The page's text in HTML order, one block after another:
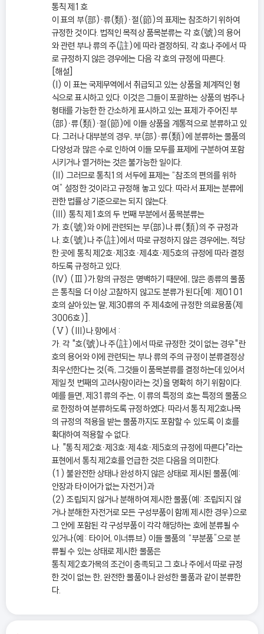
통칙 제1호
이 표의 부(部)ㆍ류(類)ㆍ절(節)의 표제는 참조하기 위하여
규정한 것이다. 법적인 목적상 품목분류는 각 호(號)의 용어
와 관련 부나 류의 주(註)에 따라 결정하되, 각 호나 주에서 따
로 규정하지 않은 경우에는 다음 각 호의 규정에 따른다.
[해설]
(I) 이 표는 국제무역에서 취급되고 있는 상품을 체계적인 형
식으로 표시하고 있다. 이것은 그들이 포괄하는 상품의 범주나
형태를 가능한 한 간소하게 표시하고 있는 표제가 주어진 부
(部)ㆍ류(類)ㆍ절(節)에 이들 상품을 계통적으로 분류하고 있
다. 그러나 대부분의 경우, 부(部)ㆍ류(類)에 분류하는 물품의
다양성과 많은 수로 인하여 이들 모두를 표제에 구분하여 포함
시키거나 열거하는 것은 불가능한 일이다.
(II) 그러므로 통칙1의 서두에 표제는 “참조의 편의를 위하
여” 설정한 것이라고 규정해 놓고 있다. 따라서 표제는 분류에
관한 법률상 기준으로는 되지 않는다.
(III) 통칙 제1호의 두 번째 부분에서 품목분류는
가. 호(號)와 이에 관련되는 부(部)나 류(類)의 주 규정과
나. 호(號)나 주(註)에서 따로 규정하지 않은 경우에는, 적당
한 곳에 통칙 제2호ㆍ제3호ㆍ제4호ㆍ제5호의 규정에 따라 결정
하도록 규정하고 있다.
(IV) (Ⅲ)가.항의 규정은 명백하기 때문에, 많은 종류의 물품
은 통칙을 더 이상 고찰하지 않고도 분류가 된다[예: 제0101
호의 살아있는 말, 제30류의 주 제4호에 규정한 의료용품(제
3006호)].
(Ⅴ) (III)나.항에서 :
가. 각 "호(號)나 주(註)에서 따로 규정한 것이 없는 경우"란
호의 용어와 이에 관련되는 부나 류의 주의 규정이 분류결정상
최우선한다는 것(즉, 그것들이 품목분류를 결정하는데 있어서
제일 첫 번째의 고려사항이라는 것)을 명확히 하기 위함이다.
예를 들면, 제31류의 주는, 이 류의 특정의 호는 특정의 물품으
로 한정하여 분류하도록 규정하였다. 따라서 통칙 제2호나목
의 규정의 적용을 받는 물품까지도 포함할 수 있도록 이 호를
확대하여 적용할 수 없다.
나. "통칙 제2호ㆍ제3호ㆍ제4호ㆍ제5호의 규정에 따른다"라는
표현에서 통칙 제2호를 언급한 것은 다음을 의미한다.
(1) 불완전한 상태나 완성하지 않은 상태로 제시된 물품(예:
안장과 타이어가 없는 자전거)과
(2) 조립되지 않거나 분해하여 제시한 물품(예: 조립되지 않
거나 분해한 자전거로 모든 구성부품이 함께 제시한 경우)으로
그 안에 포함된 각 구성부품이 각각 해당하는 호에 분류될 수
있거나(예: 타이어, 이너튜브) 이들 물품의 “부분품”으로 분
류될 수 있는 상태로 제시한 물품은
통칙 제2호가목의 조건이 충족되고 그 호나 주에서 따로 규정
한 것이 없는 한, 완전한 물품이나 완성한 물품과 같이 분류한
다.